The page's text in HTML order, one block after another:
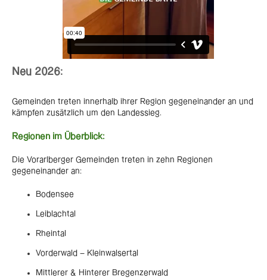
Neu 2026:
Gemeinden treten innerhalb ihrer Region gegeneinander an und
kämpfen zusätzlich um den Landessieg.
Regionen im Überblick:
Die Vorarlberger Gemeinden treten in zehn Regionen
gegeneinander an:
Bodensee
Leiblachtal
Rheintal
Vorderwald – Kleinwalsertal
Mittlerer & Hinterer Bregenzerwald